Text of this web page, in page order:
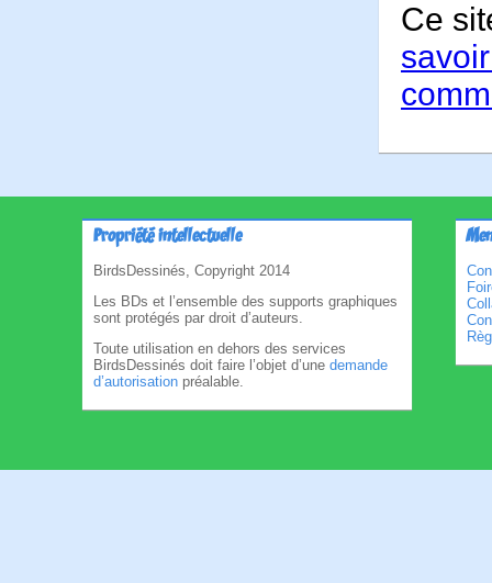
Ce
Propriété intellectuelle
BirdsDessinés, Copyright 2014
Les BDs et l’ensemble des supports graphiques
sont protégés par droit d’auteurs.
Toute utilisation en dehors des services
BirdsDessinés doit faire l’objet d’une demande
d’autorisation préalable.